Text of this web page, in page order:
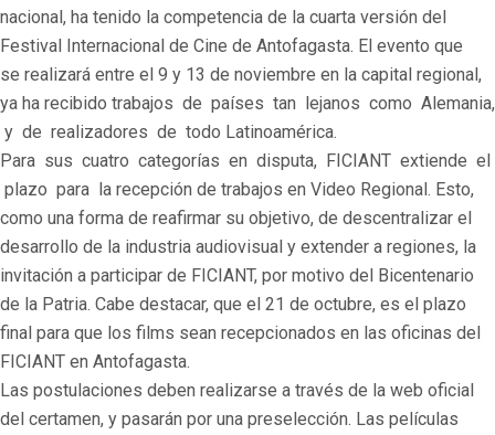
nacional, ha tenido la competencia de la cuarta versión del
Festival Internacional de Cine de Antofagasta. El evento que
se realizará entre el 9 y 13 de noviembre en la capital regional,
ya ha recibido trabajos de países tan lejanos como Alemania,
y de realizadores de todo Latinoamérica.
Para sus cuatro categorías en disputa, FICIANT extiende el
plazo para la recepción de trabajos en Video Regional. Esto,
como una forma de reafirmar su objetivo, de descentralizar el
desarrollo de la industria audiovisual y extender a regiones, la
invitación a participar de FICIANT, por motivo del Bicentenario
de la Patria. Cabe destacar, que el 21 de octubre, es el plazo
final para que los films sean recepcionados en las oficinas del
FICIANT en Antofagasta.
Las postulaciones deben realizarse a través de la web oficial
del certamen, y pasarán por una preselección. Las películas